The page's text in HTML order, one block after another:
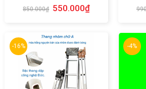
850.000₫ 550.000₫
-16% -4%